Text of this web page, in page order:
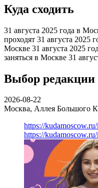
Куда сходить
31 августа 2025 года в
проходят 31 августа 2025
Москве 31 августа 2025
заняться в Москве 31
Выбор редакции
2026-08-22
Москва, Аллея Большого
https://
https://